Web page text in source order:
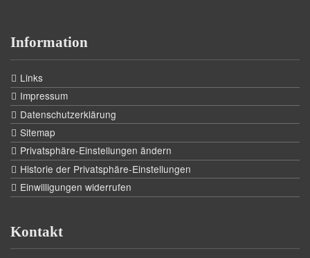
Information
Links
Impressum
Datenschutzerklärung
Sitemap
Privatsphäre-Einstellungen ändern
Historie der Privatsphäre-Einstellungen
Einwilligungen widerrufen
Kontakt